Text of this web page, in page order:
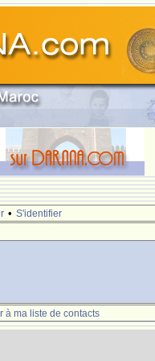
• S'identifier
à ma liste de contacts